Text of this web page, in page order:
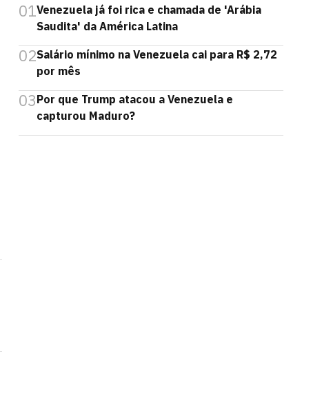
01Venezuela já foi rica e chamada de 'Arábia
Saudita' da América Latina
02Salário mínimo na Venezuela cai para R$ 2,72
por mês
03Por que Trump atacou a Venezuela e
capturou Maduro?